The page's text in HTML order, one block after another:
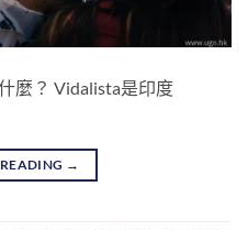
麼？ Vidalista是印度
→